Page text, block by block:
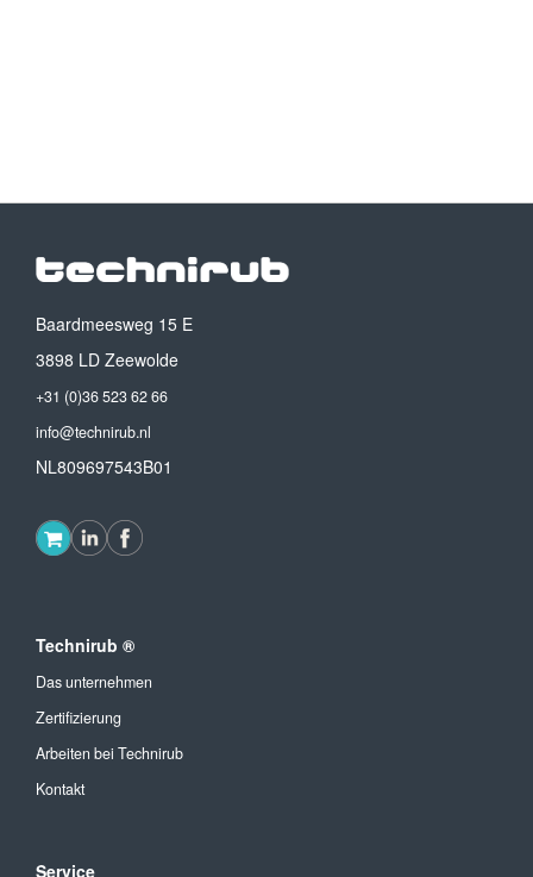
Baardmeesweg 15 E
3898 LD Zeewolde
+31 (0)36 523 62 66
info@technirub.nl
NL809697543B01
Technirub ®
Das unternehmen
Zertifizierung
Arbeiten bei Technirub
Kontakt
Service